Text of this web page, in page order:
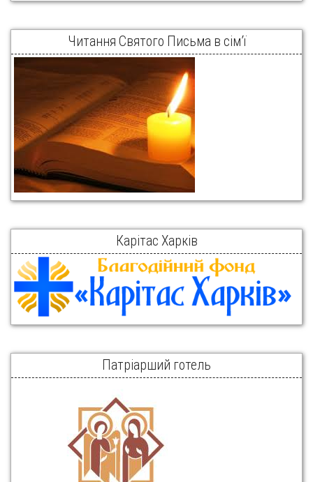
Читання Святого Письма в сім’ї
Карітас Харків
Патріарший готель